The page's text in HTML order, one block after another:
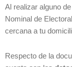
Al realizar alguno
Nominal de
cercana a tu
Respecto de la